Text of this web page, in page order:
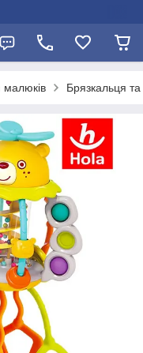
малюків Брязкальця та